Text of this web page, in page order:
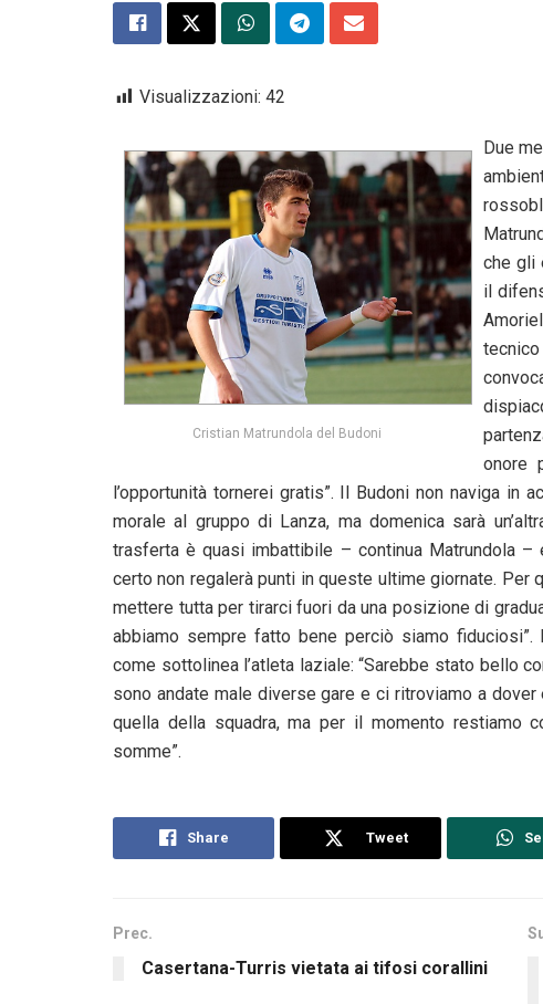
Visualizzazioni: 42
Cristian Matrundola del Budoni
Due
che gli
il
onore
l’opportunità tornerei gratis”. Il Budoni non naviga in
morale al gruppo di Lanza, ma domenica sarà
trasferta è quasi imbattibile – continua Matrundola
certo non regalerà punti in queste ultime giornate. Per
mettere tutta per tirarci fuori da una posizione di
abbiamo sempre fatto bene perciò siamo
come sottolinea l’atleta laziale: “Sarebbe stato bello
sono andate male diverse gare e ci ritroviamo a
quella della squadra, ma per il momento restiamo
somme”.
Share Tweet
Prec.
Casertana-Turris vietata ai tifosi corallini